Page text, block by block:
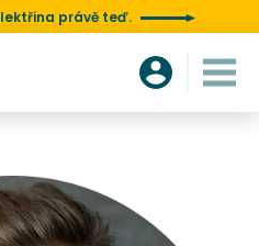
právě teď.